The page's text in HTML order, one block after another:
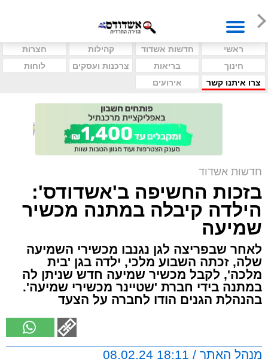
ראשי חדשות אשדוד קהילות
חצרות
חינוך
בריאות צרכנות ועסקים
לוחות
צרו איתנו קשר
אירועים
חדשות אשדוד
בזכות החשיפה ב'אשדודס':
הילדה קיבלה במתנה מכשיר
שמיעה
לאחר שבפריצה לגן נגנבו מכשירי השמיעה
שלה, זכתה השבוע מלכי, ילדה בגן 'בית
מלכה', לקבל מכשיר שמיעה חדש שניתן לה
במתנה בידי חברת 'שטיינר מכשירי שמיעה'.
בהנהלת הגנים הודו לחברה על הצעד
מנהל האתר / 18:11 08.02.24